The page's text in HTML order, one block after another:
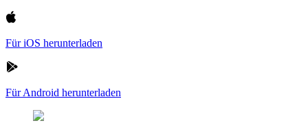
Für iOS herunterladen
Für Android herunterladen